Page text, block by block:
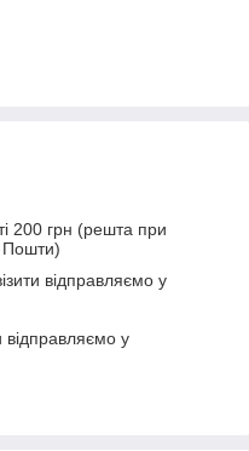
200 грн (решта при
Пошти)
відправляємо у
відправляємо у